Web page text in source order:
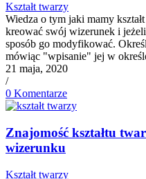
Kształt twarzy
Wiedza o tym jaki mamy
kreować swój wizerunek i
sposób go modyfikować.
mówiąc "wpisanie" jej w
21 maja, 2020
/
0 Komentarze
Znajomość kształtu
wizerunku
Kształt twarzy